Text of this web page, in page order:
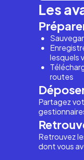
Les
lesquels
routes
Partagez
Retrouvez
dont vous